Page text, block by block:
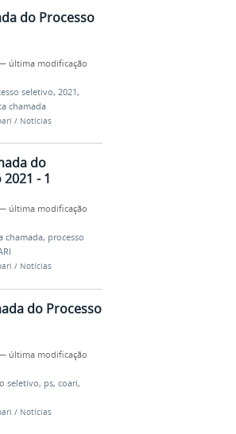
do Processo
última modificação
seletivo, 2021,
chamada
/ Notícias
do
- 1
última modificação
chamada, processo
/ Notícias
do Processo
última modificação
seletivo, ps, coari,
/ Notícias